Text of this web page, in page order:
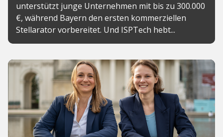
unterstützt junge Unternehmen mit bis zu 300.000
€, während Bayern den ersten kommerziellen
Stellarator vorbereitet. Und ISPTech hebt...